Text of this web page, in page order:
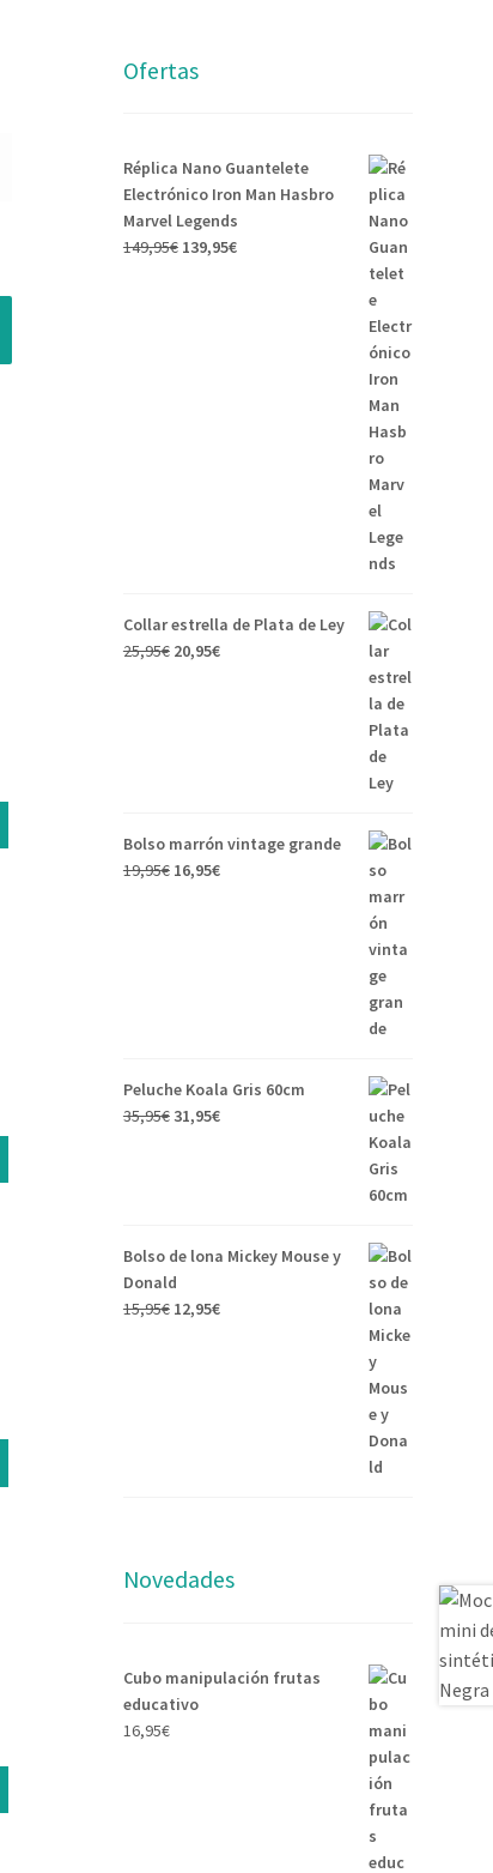
Ofertas
Réplica Nano Guantelete
Electrónico Iron Man Hasbro
Marvel Legends
149,95€ 139,95€
Collar estrella de Plata de Ley
25,95€ 20,95€
Bolso marrón vintage grande
19,95€ 16,95€
Peluche Koala Gris 60cm
35,95€31,95€
Bolso de lona Mickey Mouse y
Donald
15,95€ 12,95€
Novedades
Cubo manipulación frutas
educativo
16,95€